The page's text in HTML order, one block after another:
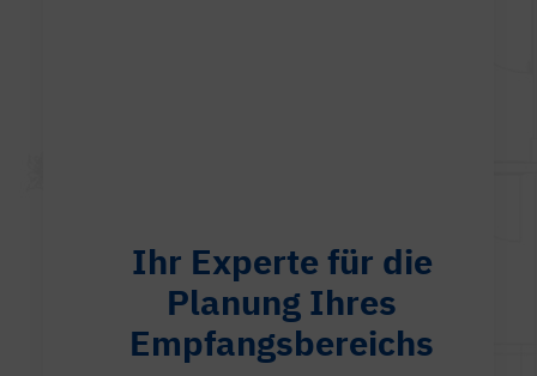
Ihr Experte für die
Planung Ihres
Empfangsbereichs